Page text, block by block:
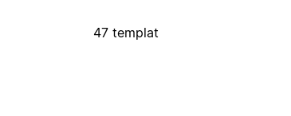
47 templat